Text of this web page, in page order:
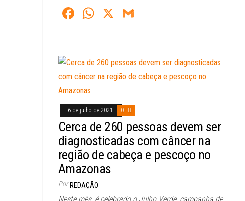
Fa
ok
W
A
pp
X
6 de julho de 2021 0
Cerca de 260 pessoas devem ser
diagnosticadas com câncer na
região de cabeça e pescoço no
Amazonas
Por REDAÇÃO